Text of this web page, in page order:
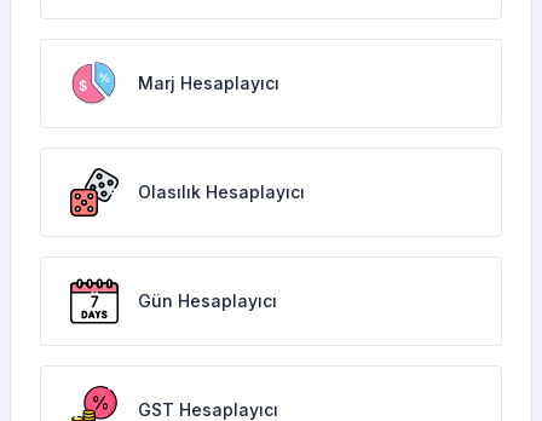
Marj Hesaplayıcı
Olasılık Hesaplayıcı
Gün Hesaplayıcı
GST Hesaplayıcı